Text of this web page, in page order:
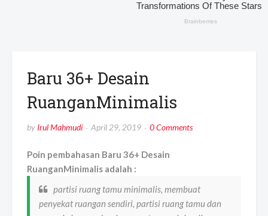
Baru 36+ Desain
RuanganMinimalis
by Irul Mahmudi April 29, 2019 0 Comments
Poin pembahasan Baru 36+ Desain
RuanganMinimalis adalah :
partisi ruang tamu minimalis, membuat
penyekat ruangan sendiri, partisi ruang tamu dan